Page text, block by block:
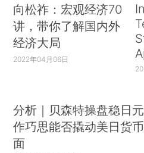
向松祚：宏观经济70
讲，带你了解国内外
经济大局
2022年04月06日
分析｜贝森特操盘稳日
作巧思能否撬动美日货
面